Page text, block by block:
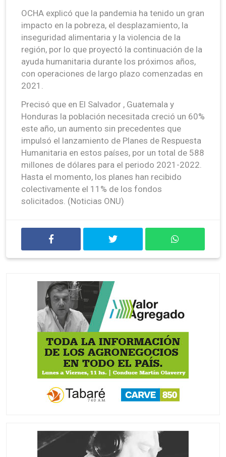
OCHA explicó que la pandemia ha tenido un gran
impacto en la pobreza, el desplazamiento, la
inseguridad alimentaria y la violencia de la
región, por lo que proyectó la continuación de la
ayuda humanitaria durante los próximos años,
con operaciones de largo plazo comenzadas en
2021.
Precisó que en El Salvador , Guatemala y
Honduras la población necesitada creció un 60%
este año, un aumento sin precedentes que
impulsó el lanzamiento de Planes de Respuesta
Humanitaria en estos países, por un total de 588
millones de dólares para el periodo 2021-2022.
Hasta el momento, los planes han recibido
colectivamente el 11% de los fondos
solicitados. (Noticias ONU)